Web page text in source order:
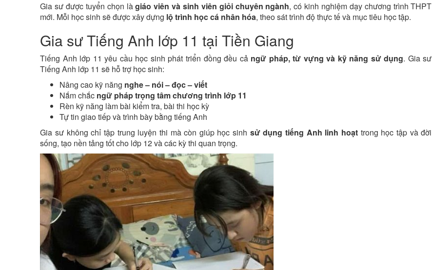
Gia sư được tuyển chọn làgiáo viên và sinh viên giỏi chuyên ngành, có kinh nghiệm dạy chương trình THPT
mới. Mỗi học sinh sẽ được xây dựng lộ trình học cá nhân hóa, theo sát trình độ thực tế và mục tiêu học tập.
Gia sư Tiếng Anh lớp 11 tại Tiền Giang
Tiếng Anh lớp 11 yêu cầu học sinh phát triển đồng đều cả ngữ pháp, từ vựng và kỹ năng sử dụng. Gia sư
Tiếng Anh lớp 11 sẽ hỗ trợ học sinh:
Nâng cao kỹ năng nghe – nói – đọc – viết
Nắm chắc ngữ pháp trọng tâm chương trình lớp 11
Rèn kỹ năng làm bài kiểm tra, bài thi học kỳ
Tự tin giao tiếp và trình bày bằng tiếng Anh
Gia sư không chỉ tập trung luyện thi mà còn giúp học sinh sử dụng tiếng Anh linh hoạt trong học tập và đời
sống, tạo nền tảng tốt cho lớp 12 và các kỳ thi quan trọng.